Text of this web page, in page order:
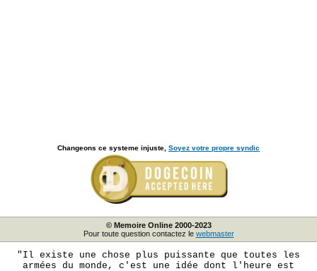
Changeons ce systeme injuste, Soyez votre propre syndic
© Memoire Online 2000-2023
Pour toute question contactez le webmaster
"Il existe une chose plus puissante que toutes les
armées du monde, c'est une idée dont l'heure est